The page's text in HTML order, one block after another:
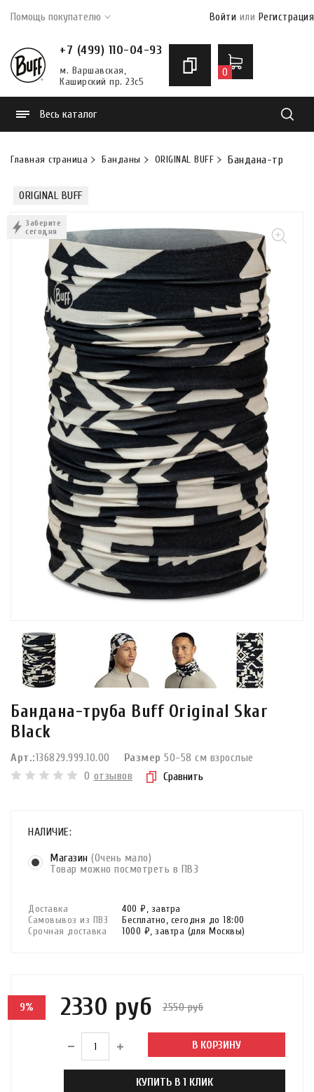
Помощь покупателю Войти или Регистрация
+7 (499) 110-04-93
м. Варшавская,
Каширский пр. 23с5
0
Весь каталог
Главная страница Банданы ORIGINAL BUFF Бандана-труба
ORIGINAL BUFF
Заберите
сегодня
Бандана-труба Buff Original Skar
Black
Арт.:136829.999.10.00 Размер 50-58 см взрослые
0 отзывов Сравнить
НАЛИЧИЕ:
Магазин (Очень мало)
Товар можно посмотреть в ПВЗ
Доставка 400 ₽, завтра
Самовывоз из ПВЗ
Бесплатно, сегодня до 18:00
Срочная доставка
1000 ₽, завтра (для Москвы)
9% 2330 руб 2550 руб
В КОРЗИНУ
КУПИТЬ В 1 КЛИК